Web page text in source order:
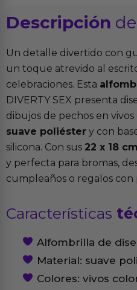
Descripción
Un detalle divertido con
un toque atrevido al
celebraciones. Esta
DIVERTY SEX presenta
dibujos de pechos en
suave poliéster y con
silicona. Con sus 22 x 18 cm
y perfecta para bromas,
cumpleaños o regalos
Características
Alfombrilla de
Material: suave
Colores: vivos